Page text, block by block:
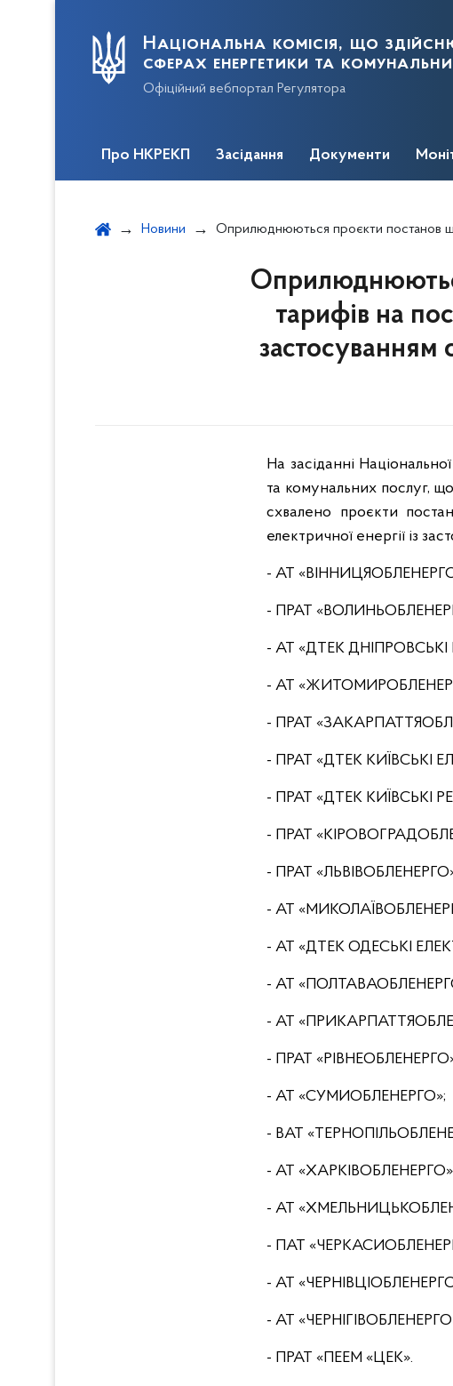
Національна комісія, що
сферах енергетики та
Офіційний вебпортал Регулятора
Про НКРЕКП Засідання Документи
Новини Оприлюднюються проєкти постанов щодо встановлення тарифів на послуги з розподілу електричної енергії із застосуванням стимулюючого
тарифів на
На засіданні
та комунальних послуг,
схвалено проєкти
електричної енергії із
- АТ
- ПРАТ
- АТ «ДТЕК
- АТ
- ПРАТ
- ПРАТ «ДТЕК КИЇВСЬКІ
- ПРАТ «ДТЕК КИЇВСЬКІ
- ПРАТ
- ПРАТ
- АТ
- АТ «ДТЕК ОДЕСЬКІ
- АТ
- АТ
- ПРАТ
- АТ «СУМИОБЛЕНЕРГО»;
- ВАТ
- АТ
- АТ
- ПАТ
- АТ
- АТ
- ПРАТ «ПЕЕМ «ЦЕК».